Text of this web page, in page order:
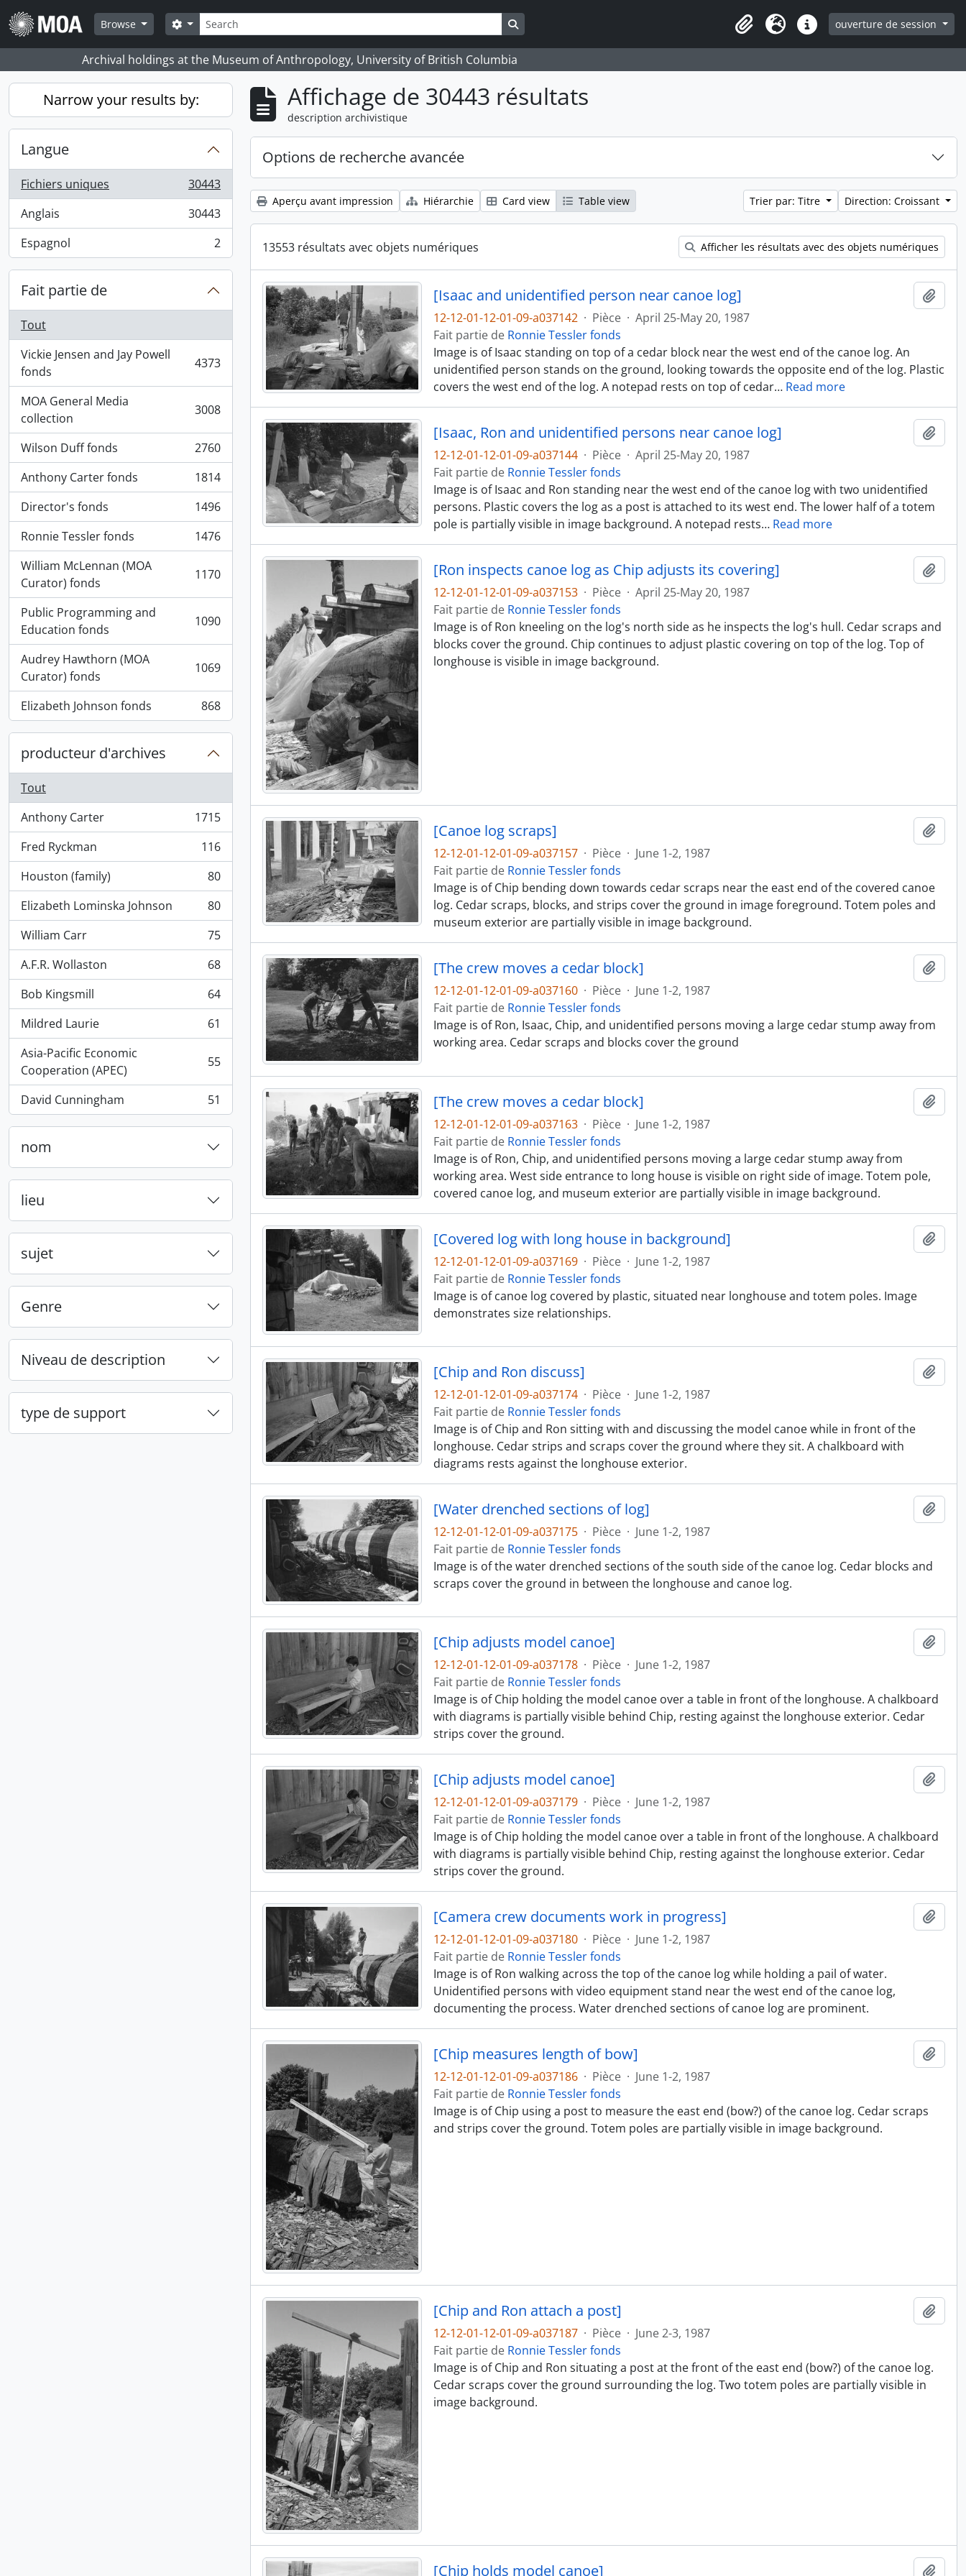
Skip to main content
Browse
Rechercher
Search options Search in browse page
ClipboardLangueLiens rapidesouverture de session
Archival holdings at the Museum of Anthropology, University of British Columbia
Narrow your results by:
Langue
Fichiers uniques
, 30443 résultats
30443
Anglais
, 30443 résultats
30443
Espagnol
, 2 résultats 2
Fait partie de
Tout
Vickie Jensen and Jay Powell
fonds
, 4373 résultats 4373
MOA General Media
collection
, 3008 résultats 3008
Wilson Duff fonds
, 2760 résultats
2760
Anthony Carter fonds
, 1814 résultats
1814
Director's fonds
, 1496 résultats
1496
Ronnie Tessler fonds
, 1476 résultats
1476
William McLennan (MOA
Curator) fonds
, 1170 résultats 1170
Public Programming and
Education fonds
, 1090 résultats 1090
Audrey Hawthorn (MOA
Curator) fonds
, 1069 résultats 1069
Elizabeth Johnson fonds
, 868 résultats 868
producteur d'archives
Tout
Anthony Carter
, 1715 résultats
1715
Fred Ryckman
, 116 résultats
116
Houston (family)
, 80 résultats
80
Elizabeth Lominska Johnson
, 80 résultats
80
William Carr
, 75 résultats
75
A.F.R. Wollaston
, 68 résultats
68
Bob Kingsmill
, 64 résultats
64
Mildred Laurie
, 61 résultats
61
Asia-Pacific Economic
Cooperation (APEC)
, 55 résultats 55
David Cunningham
, 51 résultats 51
nom
lieu
sujet
Genre
Niveau de description
type de support
Affichage de 30443 résultats
description archivistique
Options de recherche avancée
Aperçu avant impression Hiérarchie Card view Table view Trier par: Titre Direction: Croissant
13553 résultats avec objets numériques Afficher les résultats avec des objets numériques
[Isaac and unidentified person near canoe log]
12-12-01-12-01-09-a037142 · Pièce · April 25-May 20, 1987
Fait partie de Ronnie Tessler fonds
Image is of Isaac standing on top of a cedar block near the west end of the canoe log. An
unidentified person stands on the ground, looking towards the opposite end of the log. Plastic
covers the west end of the log. A notepad rests on top of cedar… Read more
[Isaac, Ron and unidentified persons near canoe log]
12-12-01-12-01-09-a037144 · Pièce · April 25-May 20, 1987
Fait partie de Ronnie Tessler fonds
Image is of Isaac and Ron standing near the west end of the canoe log with two unidentified
persons. Plastic covers the log as a post is attached to its west end. The lower half of a totem
pole is partially visible in image background. A notepad rests… Read more
[Ron inspects canoe log as Chip adjusts its covering]
12-12-01-12-01-09-a037153 · Pièce · April 25-May 20, 1987
Fait partie de Ronnie Tessler fonds
Image is of Ron kneeling on the log's north side as he inspects the log's hull. Cedar scraps and
blocks cover the ground. Chip continues to adjust plastic covering on top of the log. Top of
longhouse is visible in image background.
[Canoe log scraps]
12-12-01-12-01-09-a037157 · Pièce · June 1-2, 1987
Fait partie de Ronnie Tessler fonds
Image is of Chip bending down towards cedar scraps near the east end of the covered canoe
log. Cedar scraps, blocks, and strips cover the ground in image foreground. Totem poles and
museum exterior are partially visible in image background.
[The crew moves a cedar block]
12-12-01-12-01-09-a037160 · Pièce · June 1-2, 1987
Fait partie de Ronnie Tessler fonds
Image is of Ron, Isaac, Chip, and unidentified persons moving a large cedar stump away from
working area. Cedar scraps and blocks cover the ground
[The crew moves a cedar block]
12-12-01-12-01-09-a037163 · Pièce · June 1-2, 1987
Fait partie de Ronnie Tessler fonds
Image is of Ron, Chip, and unidentified persons moving a large cedar stump away from
working area. West side entrance to long house is visible on right side of image. Totem pole,
covered canoe log, and museum exterior are partially visible in image background.
[Covered log with long house in background]
12-12-01-12-01-09-a037169 · Pièce · June 1-2, 1987
Fait partie de Ronnie Tessler fonds
Image is of canoe log covered by plastic, situated near longhouse and totem poles. Image
demonstrates size relationships.
[Chip and Ron discuss]
12-12-01-12-01-09-a037174 · Pièce · June 1-2, 1987
Fait partie de Ronnie Tessler fonds
Image is of Chip and Ron sitting with and discussing the model canoe while in front of the
longhouse. Cedar strips and scraps cover the ground where they sit. A chalkboard with
diagrams rests against the longhouse exterior.
[Water drenched sections of log]
12-12-01-12-01-09-a037175 · Pièce · June 1-2, 1987
Fait partie de Ronnie Tessler fonds
Image is of the water drenched sections of the south side of the canoe log. Cedar blocks and
scraps cover the ground in between the longhouse and canoe log.
[Chip adjusts model canoe]
12-12-01-12-01-09-a037178 · Pièce · June 1-2, 1987
Fait partie de Ronnie Tessler fonds
Image is of Chip holding the model canoe over a table in front of the longhouse. A chalkboard
with diagrams is partially visible behind Chip, resting against the longhouse exterior. Cedar
strips cover the ground.
[Chip adjusts model canoe]
12-12-01-12-01-09-a037179 · Pièce · June 1-2, 1987
Fait partie de Ronnie Tessler fonds
Image is of Chip holding the model canoe over a table in front of the longhouse. A chalkboard
with diagrams is partially visible behind Chip, resting against the longhouse exterior. Cedar
strips cover the ground.
[Camera crew documents work in progress]
12-12-01-12-01-09-a037180 · Pièce · June 1-2, 1987
Fait partie de Ronnie Tessler fonds
Image is of Ron walking across the top of the canoe log while holding a pail of water.
Unidentified persons with video equipment stand near the west end of the canoe log,
documenting the process. Water drenched sections of canoe log are prominent.
[Chip measures length of bow]
12-12-01-12-01-09-a037186 · Pièce · June 1-2, 1987
Fait partie de Ronnie Tessler fonds
Image is of Chip using a post to measure the east end (bow?) of the canoe log. Cedar scraps
and strips cover the ground. Totem poles are partially visible in image background.
[Chip and Ron attach a post]
12-12-01-12-01-09-a037187 · Pièce · June 2-3, 1987
Fait partie de Ronnie Tessler fonds
Image is of Chip and Ron situating a post at the front of the east end (bow?) of the canoe log.
Cedar scraps cover the ground surrounding the log. Two totem poles are partially visible in
image background.
[Chip holds model canoe]